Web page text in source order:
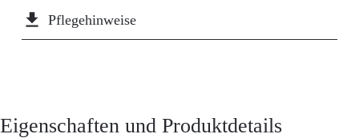
file_download Pflegehinweise
Eigenschaften und Produktdetails